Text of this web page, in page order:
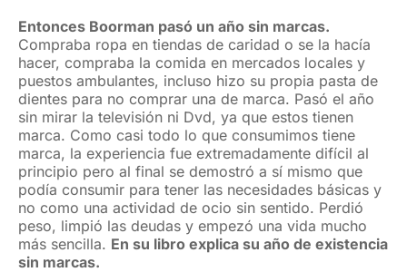
Entonces Boorman pasó un año sin marcas.
Compraba ropa en tiendas de caridad o se la hacía
hacer, compraba la comida en mercados locales y
puestos ambulantes, incluso hizo su propia pasta de
dientes para no comprar una de marca. Pasó el año
sin mirar la televisión ni Dvd, ya que estos tienen
marca. Como casi todo lo que consumimos tiene
marca, la experiencia fue extremadamente difícil al
principio pero al final se demostró a sí mismo que
podía consumir para tener las necesidades básicas y
no como una actividad de ocio sin sentido. Perdió
peso, limpió las deudas y empezó una vida mucho
más sencilla. En su libro explica su año de existencia
sin marcas.